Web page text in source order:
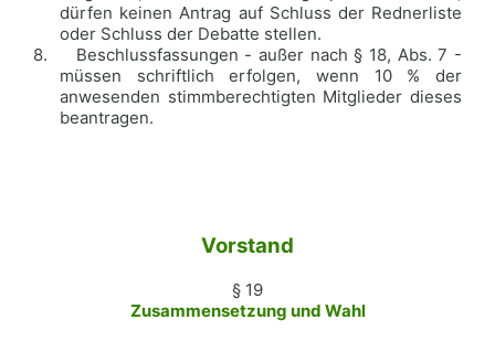
dürfen keinen Antrag auf Schluss der Rednerliste
oder Schluss der Debatte stellen.
8.
Beschlussfassungen - außer nach § 18, Abs. 7 -
müssen schriftlich erfolgen, wenn 10 % der
anwesenden stimmberechtigten Mitglieder dieses
beantragen.
Vorstand
§ 19
Zusammensetzung und Wahl